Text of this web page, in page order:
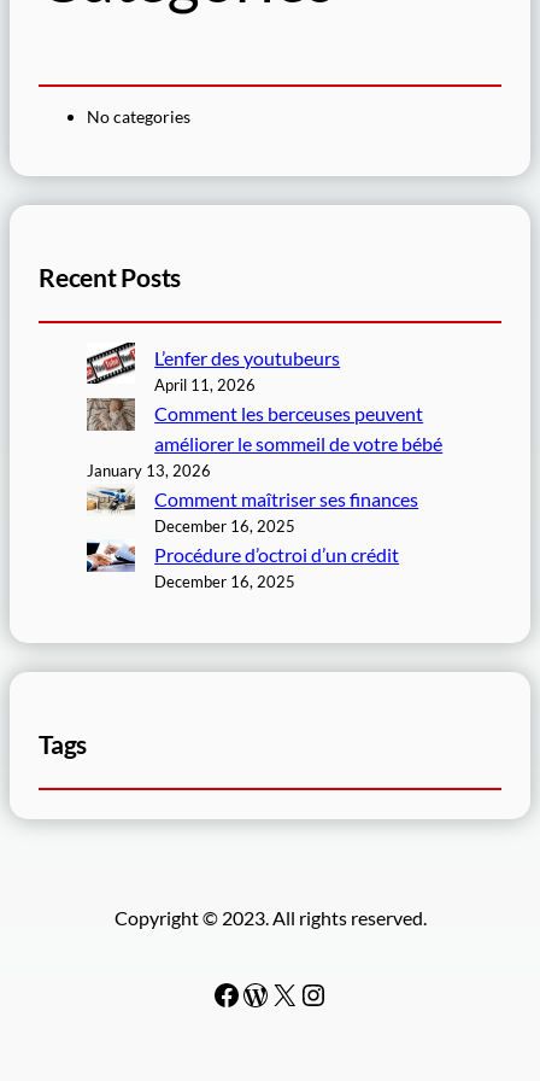
No categories
Recent Posts
L’enfer des youtubeurs
April 11, 2026
Comment les berceuses peuvent
améliorer le sommeil de votre bébé
January 13, 2026
Comment maîtriser ses finances
December 16, 2025
Procédure d’octroi d’un crédit
December 16, 2025
Tags
Copyright © 2023. All rights reserved.
Facebook WordPress # Instagram